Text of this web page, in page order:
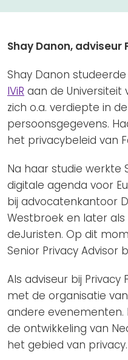
Privacy Coalitie
PSD2-me-niet
Kom in actie
Contact
Privacybeleid
ANBI Status
Playlist
Shay Danon, adviseur
Shay Danon
IViR aan de Universiteit
zich o.a. verdiepte in
persoonsgegevens.
het privacybeleid van
Na haar studie werkte
digitale agenda voor
bij advocatenkantoor
Westbroek en later als
deJuristen. Op dit
Senior Privacy Advisor
Als adviseur bij Privacy
met de organisatie
andere evenementen.
de ontwikkeling van
het gebied van privacy.